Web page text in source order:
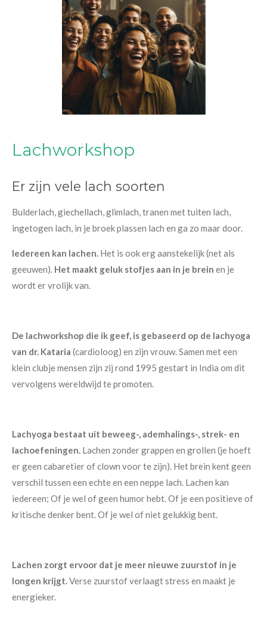
Lachworkshop
Er zijn vele lach soorten
Bulderlach, giechellach, glimlach, tranen met tuiten lach,
ingetogen lach, in je broek plassen lach en ga zo maar door.
Iedereen kan lachen. Het is ook erg aanstekelijk (net als
geeuwen). Het maakt geluk stofjes aan in je brein en je
wordt er vrolijk van.
De lachworkshop die ik geef, is gebaseerd op de lachyoga
van dr. Kataria (cardioloog) en zijn vrouw. Samen met een
klein clubje mensen zijn zij rond 1995 gestart in India om dit
vervolgens wereldwijd te promoten.
Lachyoga bestaat uit beweeg-, ademhalings-, strek- en
lachoefeningen. Lachen zonder grappen en grollen (je hoeft
er geen cabaretier of clown voor te zijn). Het brein kent geen
verschil tussen een echte en een neppe lach. Lachen kan
iedereen; Of je wel of geen humor hebt. Of je een positieve of
kritische denker bent. Of je wel of niet gelukkig bent.
Lachen zorgt ervoor dat je meer nieuwe zuurstof in je
longen krijgt. Verse zuurstof verlaagt stress en maakt je
energieker.